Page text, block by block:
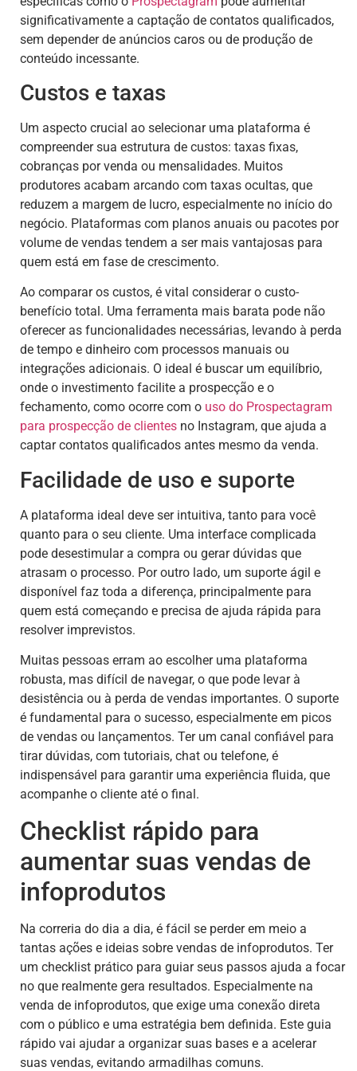
significativamente a captação de contatos qualificados,
sem depender de anúncios caros ou de produção de
conteúdo incessante.
Custos e taxas
Um aspecto crucial ao selecionar uma plataforma é
compreender sua estrutura de custos: taxas fixas,
cobranças por venda ou mensalidades. Muitos
produtores acabam arcando com taxas ocultas, que
reduzem a margem de lucro, especialmente no início do
negócio. Plataformas com planos anuais ou pacotes por
volume de vendas tendem a ser mais vantajosas para
quem está em fase de crescimento.
Ao comparar os custos, é vital considerar o custo-
benefício total. Uma ferramenta mais barata pode não
oferecer as funcionalidades necessárias, levando à perda
de tempo e dinheiro com processos manuais ou
integrações adicionais. O ideal é buscar um equilíbrio,
onde o investimento facilite a prospecção e o
fechamento, como ocorre com o uso do Prospectagram
para prospecção de clientes no Instagram, que ajuda a
captar contatos qualificados antes mesmo da venda.
Facilidade de uso e suporte
A plataforma ideal deve ser intuitiva, tanto para você
quanto para o seu cliente. Uma interface complicada
pode desestimular a compra ou gerar dúvidas que
atrasam o processo. Por outro lado, um suporte ágil e
disponível faz toda a diferença, principalmente para
quem está começando e precisa de ajuda rápida para
resolver imprevistos.
Muitas pessoas erram ao escolher uma plataforma
robusta, mas difícil de navegar, o que pode levar à
desistência ou à perda de vendas importantes. O suporte
é fundamental para o sucesso, especialmente em picos
de vendas ou lançamentos. Ter um canal confiável para
tirar dúvidas, com tutoriais, chat ou telefone, é
indispensável para garantir uma experiência fluida, que
acompanhe o cliente até o final.
Checklist rápido para
aumentar suas vendas de
infoprodutos
Na correria do dia a dia, é fácil se perder em meio a
tantas ações e ideias sobre vendas de infoprodutos. Ter
um checklist prático para guiar seus passos ajuda a focar
no que realmente gera resultados. Especialmente na
venda de infoprodutos, que exige uma conexão direta
com o público e uma estratégia bem definida. Este guia
rápido vai ajudar a organizar suas bases e a acelerar
suas vendas, evitando armadilhas comuns.